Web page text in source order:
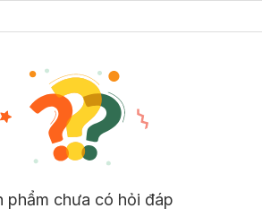
phẩm chưa có hỏi đáp